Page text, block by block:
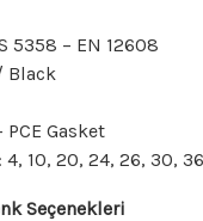
5358 – EN 12608
Black
Gasket
4, 10, 20, 24, 26, 30,
Seçenekleri